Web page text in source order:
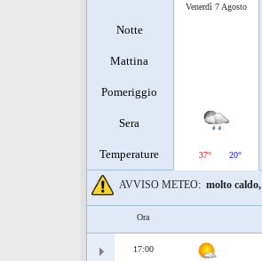
Notte
Mattina
Pomeriggio
Sera
Temperature
Venerdì 7 Agosto
37° 20°
AVVISO METEO: molto caldo,
Ora
17:00